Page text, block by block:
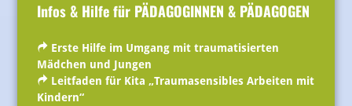
Infos & Hilfe für PÄDAGOGINNEN & PÄDAGOGEN
Erste Hilfe im Umgang mit traumatisierten
Mädchen und Jungen
Leitfaden für Kita „Traumasensibles Arbeiten mit
Kindern“